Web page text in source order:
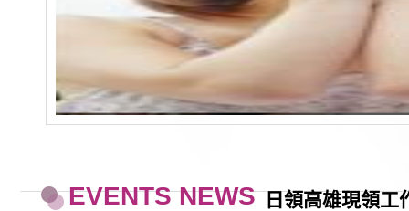
EVENTS NEWS 日領高雄現領工